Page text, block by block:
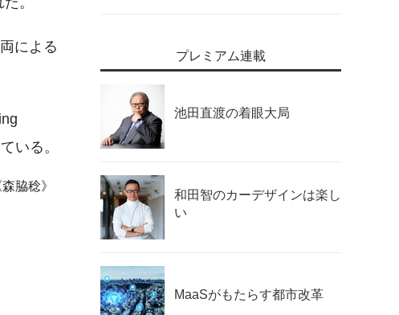
による
いる。
森脇稔》
プレミアム連載
池田直渡の着眼大局
和田智のカーデザインは楽し
い
MaaSがもたらす都市改革